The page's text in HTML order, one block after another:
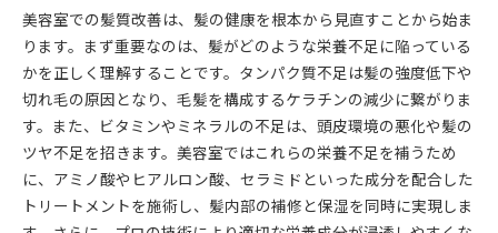
自宅ケアだけでは叶わない！美容室での髪質改善が選
ばれる理由
美容室での髪質改善は、髪の健康を根本から見直すことから始ま
ります。まず重要なのは、髪がどのような栄養不足に陥っている
かを正しく理解することです。タンパク質不足は髪の強度低下や
切れ毛の原因となり、毛髪を構成するケラチンの減少に繋がりま
す。また、ビタミンやミネラルの不足は、頭皮環境の悪化や髪の
ツヤ不足を招きます。美容室ではこれらの栄養不足を補うため
に、アミノ酸やヒアルロン酸、セラミドといった成分を配合した
トリートメントを施術し、髪内部の補修と保湿を同時に実現しま